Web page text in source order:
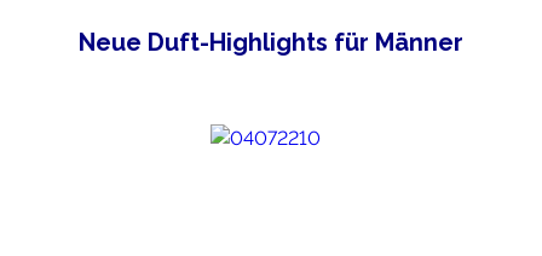
Neue Duft-Highlights für Männer